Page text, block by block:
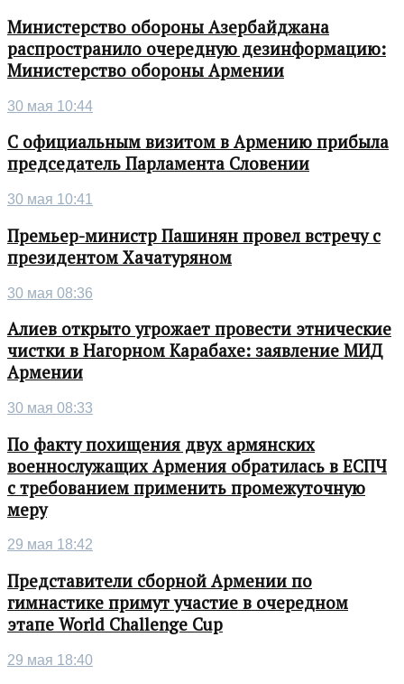
Министерство обороны Азербайджана
распространило очередную дезинформацию:
Министерство обороны Армении
30 мая 10:44
С официальным визитом в Армению прибыла
председатель Парламента Словении
30 мая 10:41
Премьер-министр Пашинян провел встречу с
президентом Хачатуряном
30 мая 08:36
Алиев открыто угрожает провести этнические
чистки в Нагорном Карабахе: заявление МИД
Армении
30 мая 08:33
По факту похищения двух армянских
военнослужащих Армения обратилась в ЕСПЧ
с требованием применить промежуточную
меру
29 мая 18:42
Представители сборной Армении по
гимнастике примут участие в очередном
этапе World Challenge Cup
29 мая 18:40